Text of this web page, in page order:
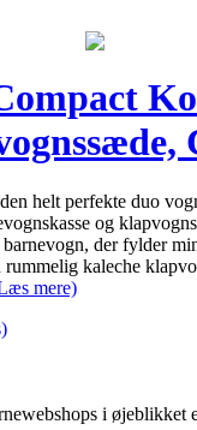
helt perfekte duo
og
der fylder
rummelig kaleche
mere)
i øjeblikket